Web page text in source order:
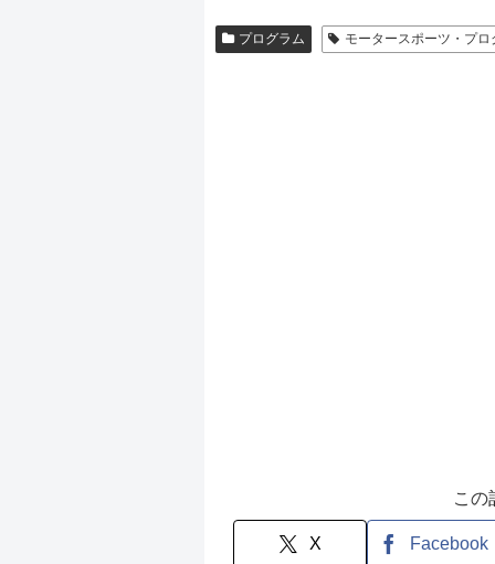
プログラム モータースポーツ・プ
この
X Facebook